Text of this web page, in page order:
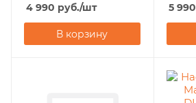
4 990 руб./шт
В корзину
5 990